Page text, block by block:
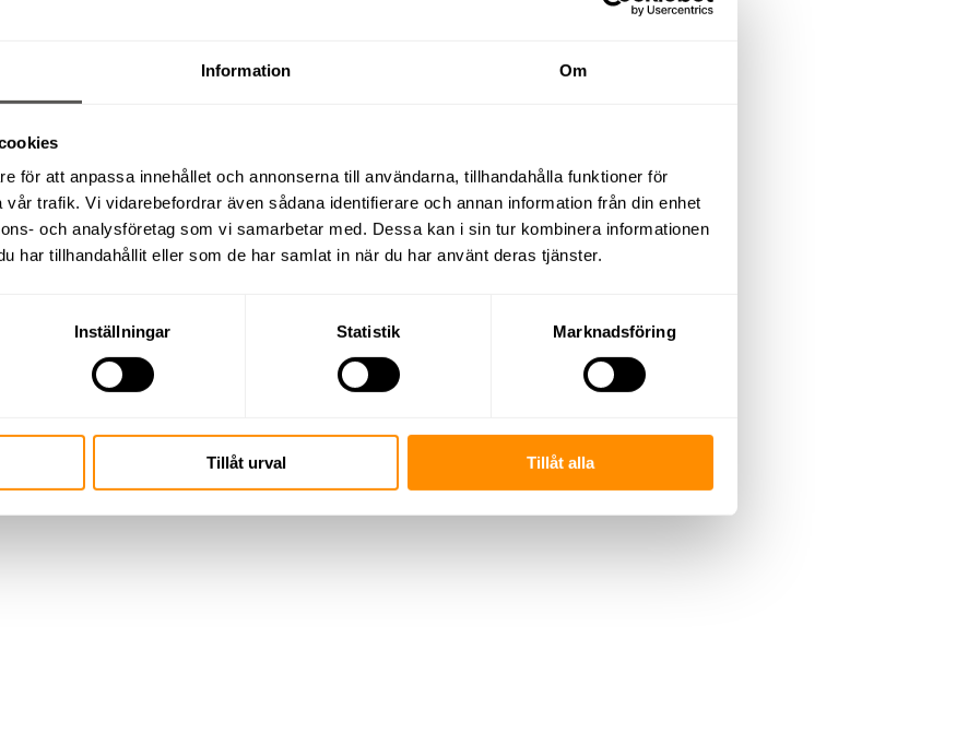
Information Om
för att anpassa innehållet och annonserna till användarna, tillhandahålla funktioner för
trafik. Vi vidarebefordrar även sådana identifierare och annan information från din enhet
och analysföretag som vi samarbetar med. Dessa kan i sin tur kombinera informationen
har tillhandahållit eller som de har samlat in när du har använt deras tjänster.
Inställningar Statistik Marknadsföring
Tillåt urval Tillåt alla